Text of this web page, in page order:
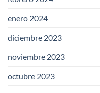
enero 2024
diciembre 2023
noviembre 2023
octubre 2023